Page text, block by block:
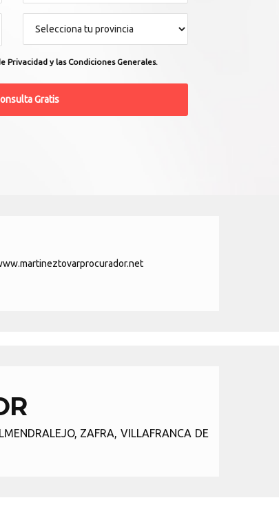
Privacidad y las Condiciones Generales.
ZAFRA, VILLAFRANCA DE